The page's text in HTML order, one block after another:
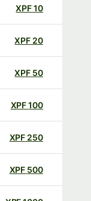
XPF
20
XPF
50
XPF
100
XPF
250
XPF
500
XPF